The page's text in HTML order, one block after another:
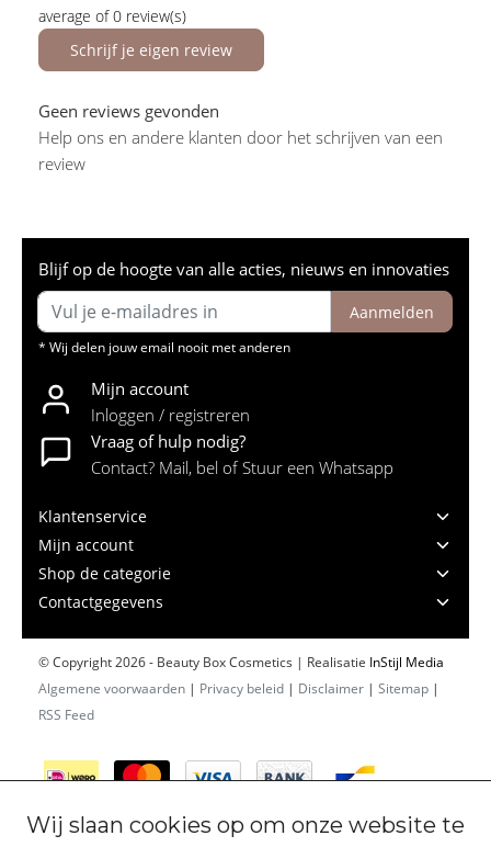
average of 0 review(s)
Schrijf je eigen review
Geen reviews gevonden
Help ons en andere klanten door het schrijven van een
review
Blijf op de hoogte van alle acties, nieuws en innovaties
Aanmelden
* Wij delen jouw email nooit met anderen
Mijn account
Inloggen / registreren
Vraag of hulp nodig?
Contact? Mail, bel of Stuur een Whatsapp
Klantenservice
Mijn account
Shop de categorie
Contactgegevens
© Copyright 2026 - Beauty Box Cosmetics | Realisatie InStijl Media
Algemene voorwaarden | Privacy beleid | Disclaimer | Sitemap |
RSS Feed
Wij slaan cookies op om onze website te